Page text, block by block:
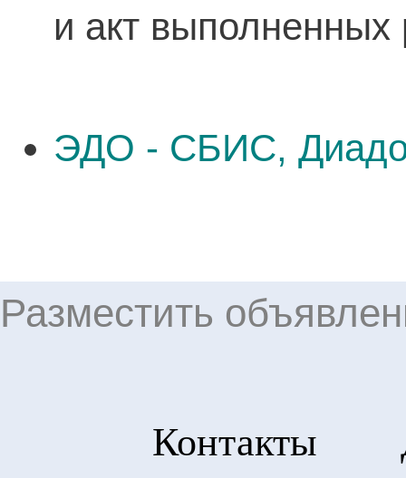
и акт выполненных
ЭДО - СБИС,
Разместить
Контакты